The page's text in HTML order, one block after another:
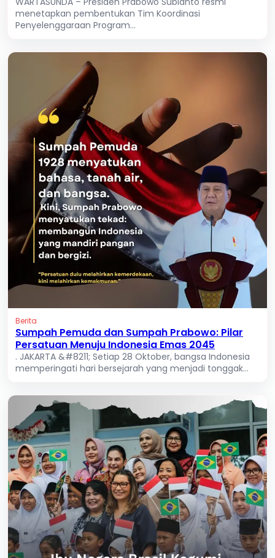
menetapkan pembentukan Tim Koordinasi
Penyelenggaraan Program...
Berita
Sumpah Pemuda dan Sumpah Prabowo: Pilar
Persatuan Menuju Indonesia Emas 2045
. JAKARTA &#8211; Setiap 28 Oktober, bangsa Indonesia
memperingati hari bersejarah yang menjadi tonggak...